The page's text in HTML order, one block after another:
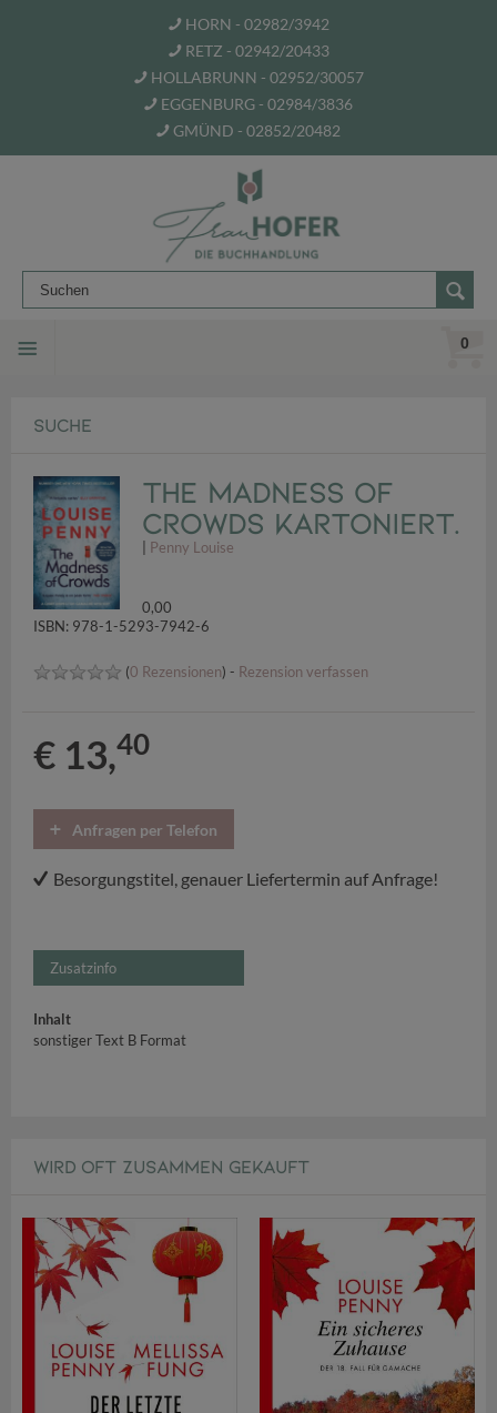
HORN - 02982/3942
RETZ - 02942/20433
HOLLABRUNN - 02952/30057
EGGENBURG - 02984/3836
GMÜND - 02852/20482
0
SUCHE
The Madness of
Crowds Kartoniert.
Penny Louise
0,00
ISBN: 978-1-5293-7942-6
(0 Rezensionen) - Rezension verfassen
€ 13,40
Anfragen per Telefon
Besorgungstitel, genauer Liefertermin auf Anfrage!
Zusatzinfo
Inhalt
sonstiger Text B Format
WIRD OFT ZUSAMMEN GEKAUFT